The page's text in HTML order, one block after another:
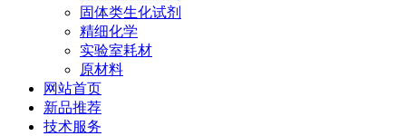
固体类生化试剂
精细化学
实验室耗材
原材料
网站首页
新品推荐
技术服务